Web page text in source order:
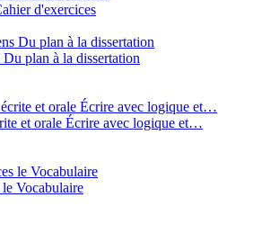
d'exercices
plan à la dissertation
et orale Écrire avec logique et…
Vocabulaire